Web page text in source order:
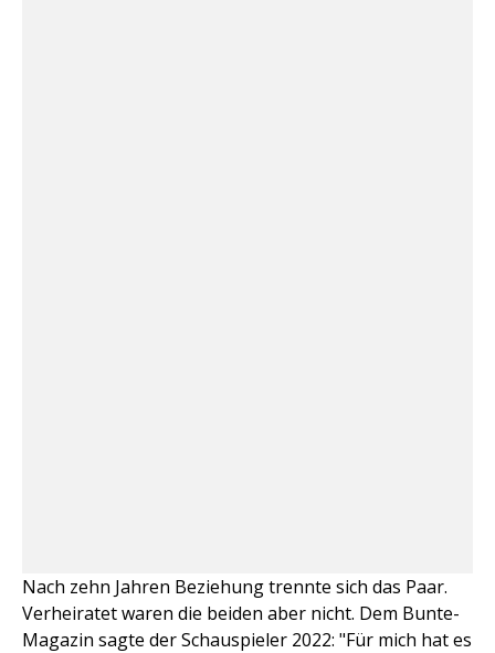
Nach zehn Jahren Beziehung trennte sich das Paar.
Verheiratet waren die beiden aber nicht. Dem Bunte-
Magazin sagte der Schauspieler 2022: "Für mich hat es